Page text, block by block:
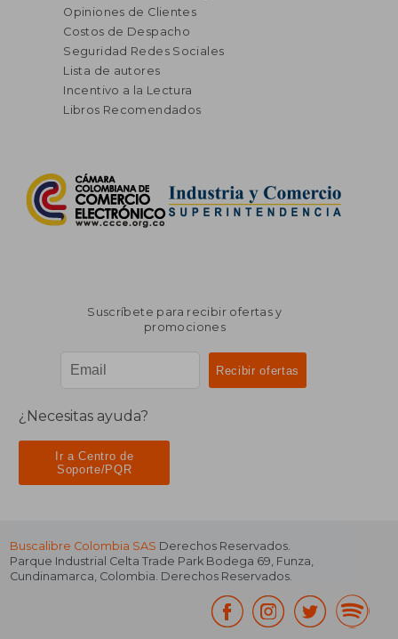
Opiniones de Clientes
Costos de Despacho
Seguridad Redes Sociales
Lista de autores
Incentivo a la Lectura
Libros Recomendados
Suscríbete para recibir ofertas y
promociones
¿Necesitas ayuda?
Ir a Centro de
Soporte/PQR
Buscalibre Colombia SAS Derechos Reservados.
Parque Industrial Celta Trade Park Bodega 69 Funza
Cundinamarca Colombia . Derechos Reservados.